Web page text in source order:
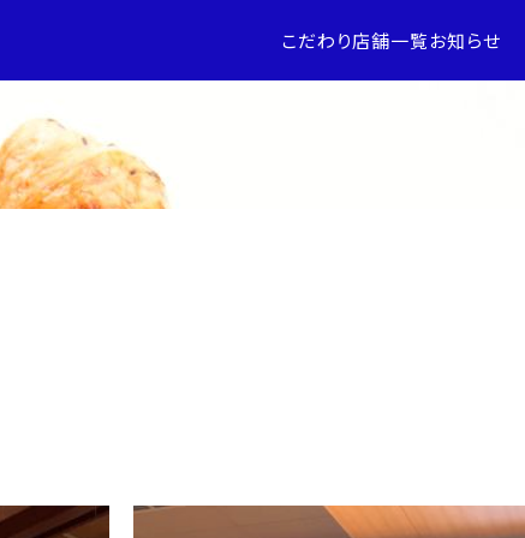
こだわり店舗一覧お知らせ